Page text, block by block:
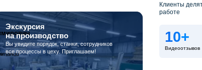
Экскурсия
на производство
Вы увидите порядок, станки, сотрудников
все процессы в цеху. Приглашаем!
Клиенты
работе
10+
Видеоотзывов